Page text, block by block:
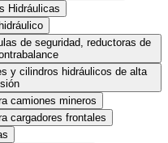
Hidráulicas
de seguridad, reductoras de
y cilindros hidráulicos de alta
camiones mineros
cargadores frontales